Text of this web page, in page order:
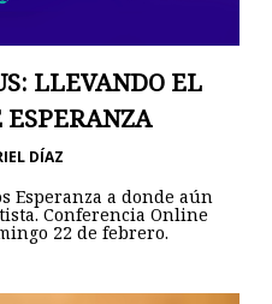
LLEVANDO EL
ESPERANZA
DÍAZ
Esperanza a donde aún
Conferencia Online
22 de febrero.